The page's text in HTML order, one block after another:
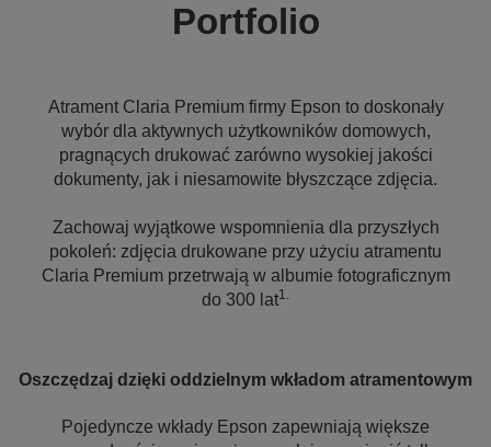
Portfolio
Atrament Claria Premium firmy Epson to doskonały
wybór dla aktywnych użytkowników domowych,
pragnących drukować zarówno wysokiej jakości
dokumenty, jak i niesamowite błyszczące zdjęcia.
Zachowaj wyjątkowe wspomnienia dla przyszłych
pokoleń: zdjęcia drukowane przy użyciu atramentu
Claria Premium przetrwają w albumie fotograficznym
do 300 lat1.
Oszczędzaj dzięki oddzielnym wkładom atramentowym
Pojedyncze wkłady Epson zapewniają większe